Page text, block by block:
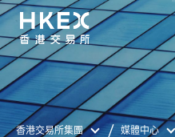
香港交易所集團 媒體中心